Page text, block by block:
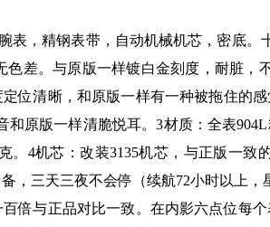
表，精钢表带，自动机械机芯，密底。
色差。与原版一样镀白金刻度，耐脏，
位清晰，和原版一样有一种被拖住的
和原版一样清脆悦耳。3材质：全表
。4机芯：改装3135机芯，与正版一致
，三天三夜不会停（续航72小时以上
倍与正品对比一致。在内影六点位每